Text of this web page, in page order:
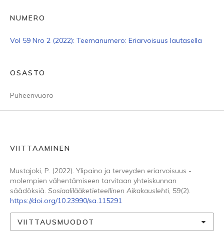
NUMERO
Vol 59 Nro 2 (2022): Teemanumero: Eriarvoisuus lautasella
OSASTO
Puheenvuoro
VIITTAAMINEN
Mustajoki, P. (2022). Ylipaino ja terveyden eriarvoisuus -
molempien vähentämiseen tarvitaan yhteiskunnan
säädöksiä. Sosiaalilääketieteellinen Aikakauslehti, 59(2).
https://doi.org/10.23990/sa.115291
VIITTAUSMUODOT